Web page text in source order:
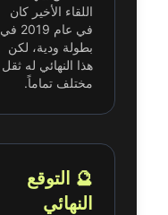
اللقاء الأخير كان
في عام 2019 في
بطولة ودية، لكن
هذا النهائي له ثقل
مختلف تماماً.
🔮 التوقع
النهائي